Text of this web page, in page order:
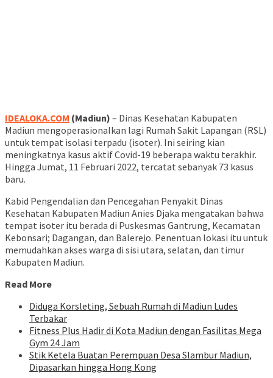
IDEALOKA.COM (Madiun) – Dinas Kesehatan Kabupaten
Madiun mengoperasionalkan lagi Rumah Sakit Lapangan (RSL)
untuk tempat isolasi terpadu (isoter). Ini seiring kian
meningkatnya kasus aktif Covid-19 beberapa waktu terakhir.
Hingga Jumat, 11 Februari 2022, tercatat sebanyak 73 kasus
baru.
Kabid Pengendalian dan Pencegahan Penyakit Dinas
Kesehatan Kabupaten Madiun Anies Djaka mengatakan bahwa
tempat isoter itu berada di Puskesmas Gantrung, Kecamatan
Kebonsari; Dagangan, dan Balerejo. Penentuan lokasi itu untuk
memudahkan akses warga di sisi utara, selatan, dan timur
Kabupaten Madiun.
Read More
Diduga Korsleting, Sebuah Rumah di Madiun Ludes
Terbakar
Fitness Plus Hadir di Kota Madiun dengan Fasilitas Mega
Gym 24 Jam
Stik Ketela Buatan Perempuan Desa Slambur Madiun,
Dipasarkan hingga Hong Kong